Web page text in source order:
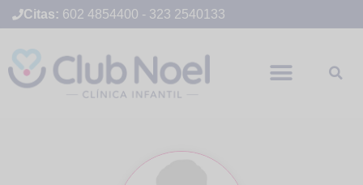
Citas: 602 4854400 - 323 2540133